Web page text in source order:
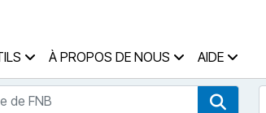
À PROPOS DE NOUS AIDE
FNB